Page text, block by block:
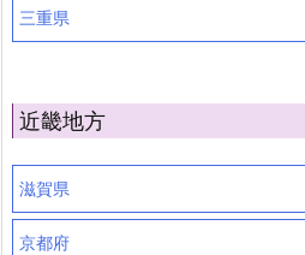
三重県
近畿地方
滋賀県
京都府